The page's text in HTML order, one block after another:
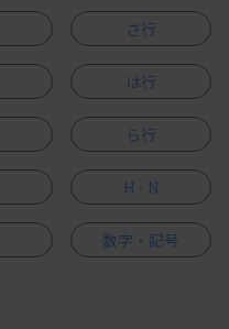
さ行
は行
ら行
H - N
数字・記号